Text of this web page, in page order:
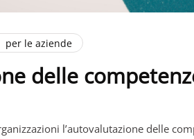
per le aziende
delle
l’autovalutazione delle